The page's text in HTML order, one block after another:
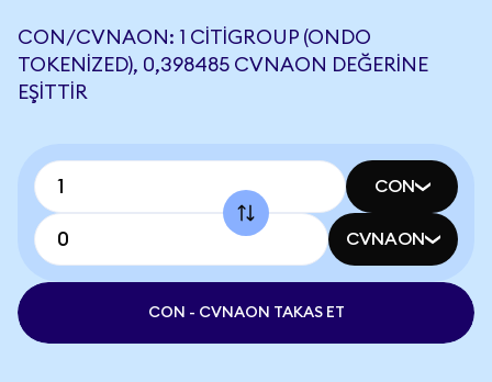
CON/CVNAON: 1 CITIGROUP (ONDO
TOKENIZED), 0,398485 CVNAON DEĞERINE
EŞITTIR
CON
CVNAON
CON - CVNAON TAKAS ET